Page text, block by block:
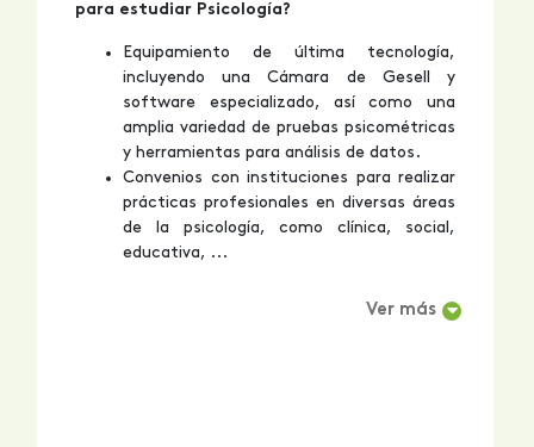
para estudiar Psicología?
Equipamiento de última tecnología,
incluyendo una Cámara de Gesell y
software especializado, así como una
amplia variedad de pruebas psicométricas
y herramientas para análisis de datos.
Convenios con instituciones para realizar
prácticas profesionales en diversas áreas
de la psicología, como clínica, social,
educativa, ...
Ver más